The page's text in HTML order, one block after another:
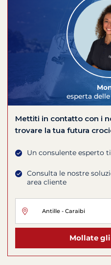
esperta
Mettiti in contatto con i
trovare la tua futura
Un consulente esperto
Consulta le nostre
area cliente
Mollate